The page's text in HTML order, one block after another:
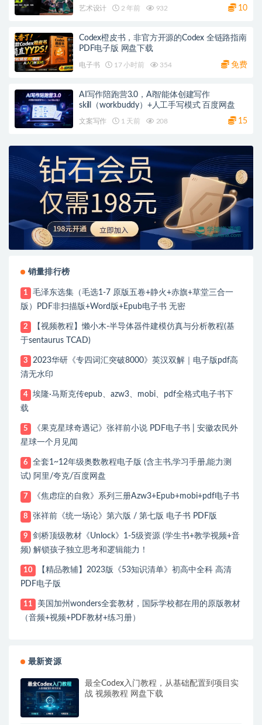
艺术设计 2 年前 932 10
Codex橙皮书，非官方开源的Codex 全链路指南
PDF电子版 网盘下载
电子书 17 小时前 354 免费
AI写作陪跑营3.0，Ai智能体创建写作
skill（workbuddy）+人工手写模式 百度网盘
文案写作 1 天前 208 15
销量排行榜
1
毛泽东选集（毛选1-7 原版五卷+静火+赤旗+草堂三合一
版）PDF非扫描版+Word版+Epub电子书 无密
2
【视频教程】懒小木-半导体器件建模仿真与分析教程(基
于sentaurus TCAD)
3
2023华研《专四词汇突破8000》英汉双解｜电子版pdf高
清无水印
4
埃隆·马斯克传epub、azw3、mobi、pdf全格式电子书下
载
5
《果克星球奇遇记》张祥前小说 PDF电子书 | 安徽农民外
星球一个月见闻
6
全套1~12年级奥数教程电子版 (含主书,学习手册,能力测
试) 阿里/夸克/百度网盘
7 《焦虑症的自救》系列三册Azw3+Epub+mobi+pdf电子书
8 张祥前《统一场论》第六版 / 第七版 电子书 PDF版
9
剑桥顶级教材《Unlock》1-5级资源 (学生书+教学视频+音
频) 解锁孩子独立思考和逻辑能力！
10
【精品教辅】2023版《53知识清单》初高中全科 高清
PDF电子版
11
美国加州wonders全套教材，国际学校都在用的原版教材
（音频+视频+PDF教材+练习册）
最新资源
最全Codex入门教程，从基础配置到项目实
战 视频教程 网盘下载